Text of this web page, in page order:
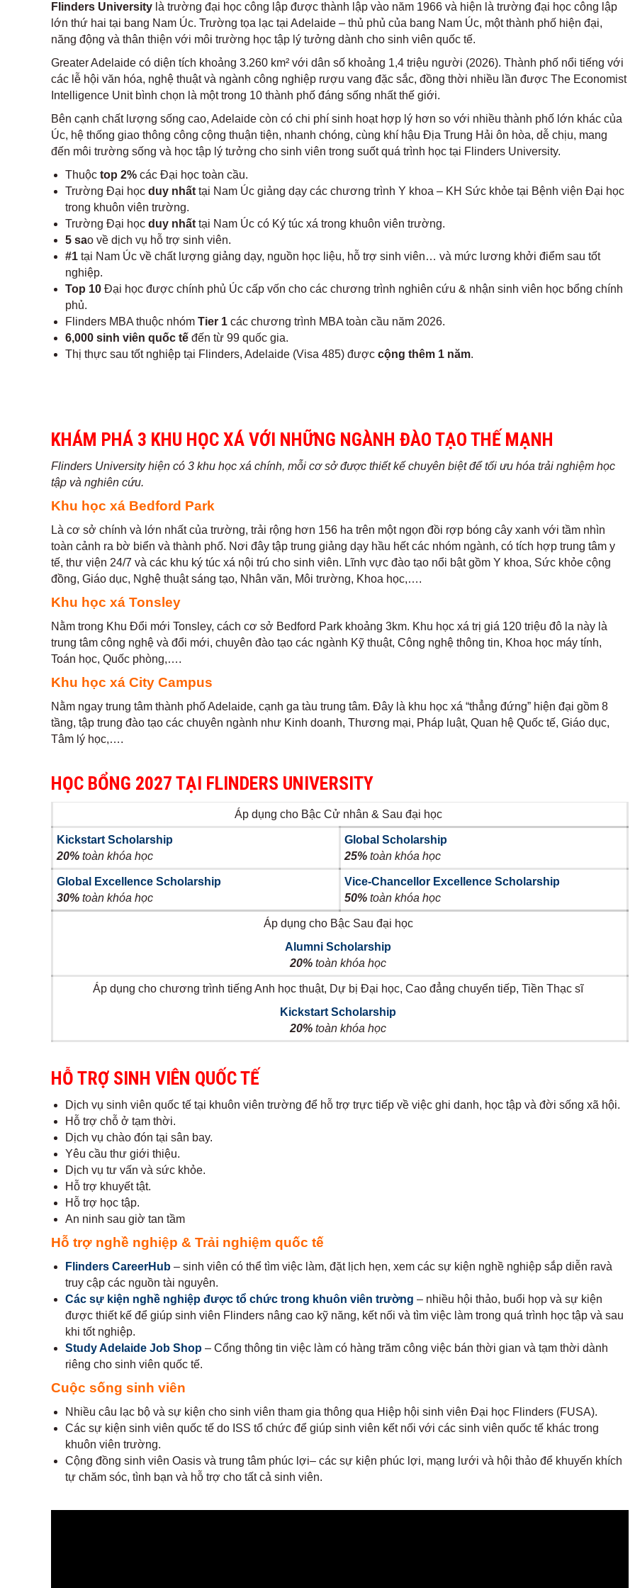
Flinders University là trường đại học công lập được thành lập vào năm 1966 và hiện là trường đại học công lập
lớn thứ hai tại bang Nam Úc. Trường tọa lạc tại Adelaide – thủ phủ của bang Nam Úc, một thành phố hiện đại,
năng động và thân thiện với môi trường học tập lý tưởng dành cho sinh viên quốc tế.
Greater Adelaide có diện tích khoảng 3.260 km² với dân số khoảng 1,4 triệu người (2026). Thành phố nổi tiếng với
các lễ hội văn hóa, nghệ thuật và ngành công nghiệp rượu vang đặc sắc, đồng thời nhiều lần được The Economist
Intelligence Unit bình chọn là một trong 10 thành phố đáng sống nhất thế giới.
Bên cạnh chất lượng sống cao, Adelaide còn có chi phí sinh hoạt hợp lý hơn so với nhiều thành phố lớn khác của
Úc, hệ thống giao thông công cộng thuận tiện, nhanh chóng, cùng khí hậu Địa Trung Hải ôn hòa, dễ chịu, mang
đến môi trường sống và học tập lý tưởng cho sinh viên trong suốt quá trình học tại Flinders University.
Thuộc top 2% các Đại học toàn cầu.
Trường Đại học duy nhất tại Nam Úc giảng dạy các chương trình Y khoa – KH Sức khỏe tại Bệnh viện Đại học
trong khuôn viên trường.
Trường Đại học duy nhất tại Nam Úc có Ký túc xá trong khuôn viên trường.
5 sao về dịch vụ hỗ trợ sinh viên.
#1 tại Nam Úc về chất lượng giảng dạy, nguồn học liệu, hỗ trợ sinh viên… và mức lương khởi điểm sau tốt
nghiệp.
Top 10 Đại học được chính phủ Úc cấp vốn cho các chương trình nghiên cứu & nhận sinh viên học bổng chính
phủ.
Flinders MBA thuộc nhóm Tier 1 các chương trình MBA toàn cầu năm 2026.
6,000 sinh viên quốc tế đến từ 99 quốc gia.
Thị thực sau tốt nghiệp tại Flinders, Adelaide (Visa 485) được cộng thêm 1 năm.
KHÁM PHÁ 3 KHU HỌC XÁ VỚI NHỮNG NGÀNH ĐÀO TẠO THẾ MẠNH
Flinders University hiện có 3 khu học xá chính, mỗi cơ sở được thiết kế chuyên biệt để tối ưu hóa trải nghiệm học
tập và nghiên cứu.
Khu học xá Bedford Park
Là cơ sở chính và lớn nhất của trường, trải rộng hơn 156 ha trên một ngọn đồi rợp bóng cây xanh với tầm nhìn
toàn cảnh ra bờ biển và thành phố. Nơi đây tập trung giảng dạy hầu hết các nhóm ngành, có tích hợp trung tâm y
tế, thư viện 24/7 và các khu ký túc xá nội trú cho sinh viên. Lĩnh vực đào tạo nổi bật gồm Y khoa, Sức khỏe cộng
đồng, Giáo dục, Nghệ thuật sáng tạo, Nhân văn, Môi trường, Khoa học,….
Khu học xá Tonsley
Nằm trong Khu Đổi mới Tonsley, cách cơ sở Bedford Park khoảng 3km. Khu học xá trị giá 120 triệu đô la này là
trung tâm công nghệ và đổi mới, chuyên đào tạo các ngành Kỹ thuật, Công nghệ thông tin, Khoa học máy tính,
Toán học, Quốc phòng,….
Khu học xá City Campus
Nằm ngay trung tâm thành phố Adelaide, cạnh ga tàu trung tâm. Đây là khu học xá “thẳng đứng” hiện đại gồm 8
tầng, tập trung đào tạo các chuyên ngành như Kinh doanh, Thương mại, Pháp luật, Quan hệ Quốc tế, Giáo dục,
Tâm lý học,….
HỌC BỔNG 2027 TẠI FLINDERS UNIVERSITY
Áp dụng cho Bậc Cử nhân & Sau đại học
Kickstart Scholarship
20% toàn khóa học
Global Scholarship
25% toàn khóa học
Global Excellence Scholarship
30% toàn khóa học
Vice-Chancellor Excellence Scholarship
50% toàn khóa học
Áp dụng cho Bậc Sau đại học
Alumni Scholarship
20% toàn khóa học
Áp dụng cho chương trình tiếng Anh học thuật, Dự bị Đại học, Cao đẳng chuyển tiếp, Tiền Thạc sĩ
Kickstart Scholarship
20% toàn khóa học
HỖ TRỢ SINH VIÊN QUỐC TẾ
Dịch vụ sinh viên quốc tế tại khuôn viên trường để hỗ trợ trực tiếp về việc ghi danh, học tập và đời sống xã hội.
Hỗ trợ chỗ ở tạm thời.
Dịch vụ chào đón tại sân bay.
Yêu cầu thư giới thiệu.
Dịch vụ tư vấn và sức khỏe.
Hỗ trợ khuyết tật.
Hỗ trợ học tập.
An ninh sau giờ tan tầm
Hỗ trợ nghề nghiệp & Trải nghiệm quốc tế
Flinders CareerHub – sinh viên có thể tìm việc làm, đặt lịch hẹn, xem các sự kiện nghề nghiệp sắp diễn ravà
truy cập các nguồn tài nguyên.
Các sự kiện nghề nghiệp được tổ chức trong khuôn viên trường – nhiều hội thảo, buổi họp và sự kiện
được thiết kế để giúp sinh viên Flinders nâng cao kỹ năng, kết nối và tìm việc làm trong quá trình học tập và sau
khi tốt nghiệp.
Study Adelaide Job Shop – Cổng thông tin việc làm có hàng trăm công việc bán thời gian và tạm thời dành
riêng cho sinh viên quốc tế.
Cuộc sống sinh viên
Nhiều câu lạc bộ và sự kiện cho sinh viên tham gia thông qua Hiệp hội sinh viên Đại học Flinders (FUSA).
Các sự kiện sinh viên quốc tế do ISS tổ chức để giúp sinh viên kết nối với các sinh viên quốc tế khác trong
khuôn viên trường.
Cộng đồng sinh viên Oasis và trung tâm phúc lợi– các sự kiện phúc lợi, mạng lưới và hội thảo để khuyến khích
tự chăm sóc, tình bạn và hỗ trợ cho tất cả sinh viên.